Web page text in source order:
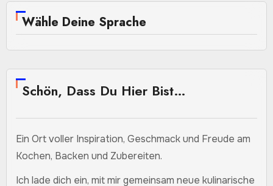
Wähle Deine Sprache
Schön, Dass Du Hier Bist…
Ein Ort voller Inspiration, Geschmack und Freude am
Kochen, Backen und Zubereiten.
Ich lade dich ein, mit mir gemeinsam neue kulinarische